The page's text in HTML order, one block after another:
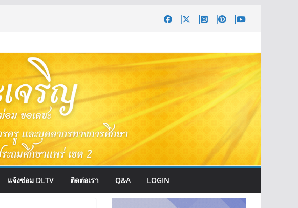
แจ้งซ่อม DLTV ติดต่อเรา Q&A LOGIN